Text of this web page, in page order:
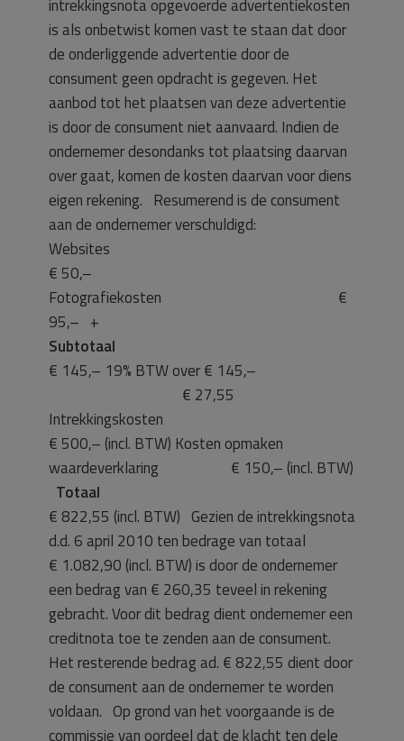
intrekkingsnota opgevoerde advertentiekosten
is als onbetwist komen vast te staan dat door
de onderliggende advertentie door de
consument geen opdracht is gegeven. Het
aanbod tot het plaatsen van deze advertentie
is door de consument niet aanvaard. Indien de
ondernemer desondanks tot plaatsing daarvan
over gaat, komen de kosten daarvan voor diens
eigen rekening. Resumerend is de consument
aan de ondernemer verschuldigd:
Websites
€ 50,–
Fotografiekosten €
95,– +
Subtotaal
€ 145,– 19% BTW over € 145,–
€ 27,55
Intrekkingskosten
€ 500,– (incl. BTW) Kosten opmaken
waardeverklaring € 150,– (incl. BTW)
Totaal
€ 822,55 (incl. BTW) Gezien de intrekkingsnota
d.d. 6 april 2010 ten bedrage van totaal
€ 1.082,90 (incl. BTW) is door de ondernemer
een bedrag van € 260,35 teveel in rekening
gebracht. Voor dit bedrag dient ondernemer een
creditnota toe te zenden aan de consument.
Het resterende bedrag ad. € 822,55 dient door
de consument aan de ondernemer te worden
voldaan. Op grond van het voorgaande is de
commissie van oordeel dat de klacht ten dele